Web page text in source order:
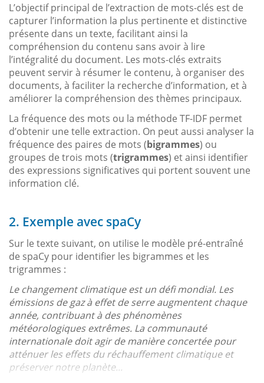
L’objectif principal de l’extraction de mots-clés est de
capturer l’information la plus pertinente et distinctive
présente dans un texte, facilitant ainsi la
compréhension du contenu sans avoir à lire
l’intégralité du document. Les mots-clés extraits
peuvent servir à résumer le contenu, à organiser des
documents, à faciliter la recherche d’information, et à
améliorer la compréhension des thèmes principaux.
La fréquence des mots ou la méthode TF-IDF permet
d’obtenir une telle extraction. On peut aussi analyser la
fréquence des paires de mots (bigrammes) ou
groupes de trois mots (trigrammes) et ainsi identifier
des expressions significatives qui portent souvent une
information clé.
2. Exemple avec spaCy
Sur le texte suivant, on utilise le modèle pré-entraîné
de spaCy pour identifier les bigrammes et les
trigrammes :
Le changement climatique est un défi mondial. Les
émissions de gaz à effet de serre augmentent chaque
année, contribuant à des phénomènes
météorologiques extrêmes. La communauté
internationale doit agir de manière concertée pour
atténuer les effets du réchauffement climatique et
préserver notre planète...